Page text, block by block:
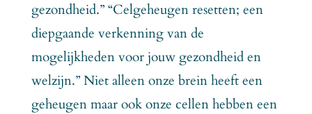
gezondheid.” “Celgeheugen resetten; een
diepgaande verkenning van de
mogelijkheden voor jouw gezondheid en
welzijn.” Niet alleen onze brein heeft een
geheugen maar ook onze cellen hebben een